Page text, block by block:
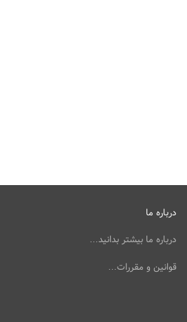
درباره ما
درباره ما بیشتر بدانید…
قوانین و مقررات…